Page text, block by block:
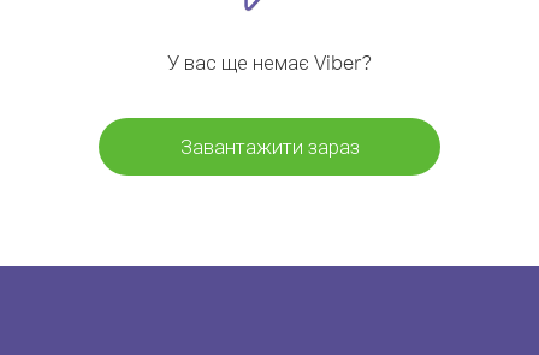
У вас ще немає Viber?
Завантажити зараз